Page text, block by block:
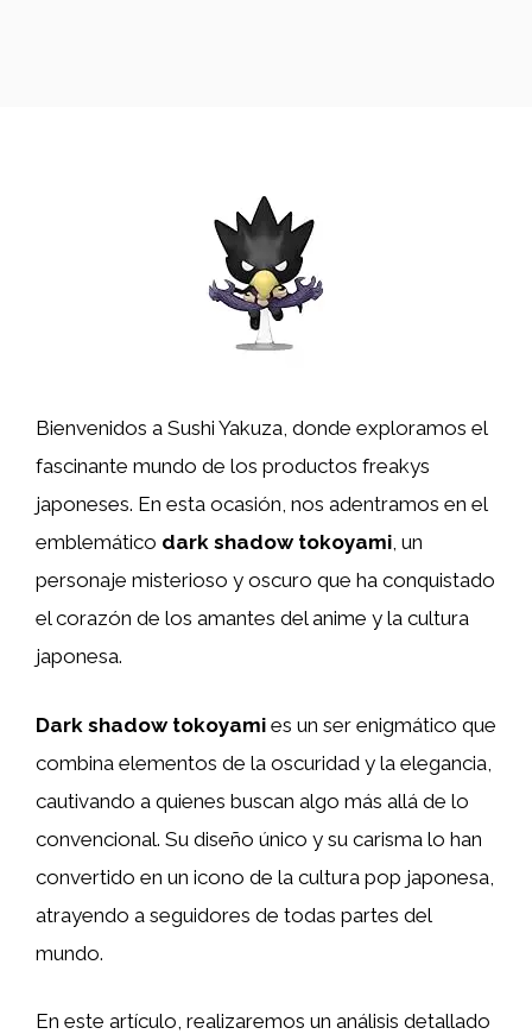
Bienvenidos a Sushi Yakuza, donde exploramos el
fascinante mundo de los productos freakys
japoneses. En esta ocasión, nos adentramos en el
emblemático dark shadow tokoyami, un
personaje misterioso y oscuro que ha conquistado
el corazón de los amantes del anime y la cultura
japonesa.
Dark shadow tokoyami es un ser enigmático que
combina elementos de la oscuridad y la elegancia,
cautivando a quienes buscan algo más allá de lo
convencional. Su diseño único y su carisma lo han
convertido en un icono de la cultura pop japonesa,
atrayendo a seguidores de todas partes del
mundo.
En este artículo, realizaremos un análisis detallado